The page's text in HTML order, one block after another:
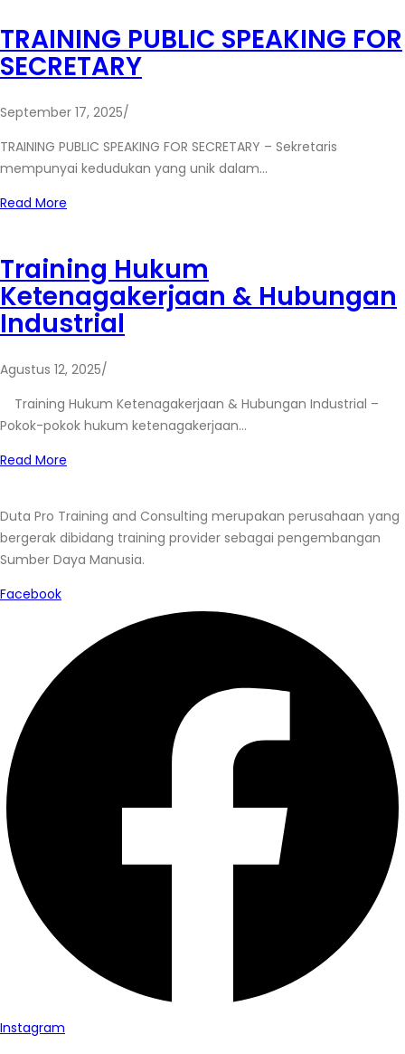
TRAINING PUBLIC SPEAKING FOR
SECRETARY
September 17, 2025/
TRAINING PUBLIC SPEAKING FOR SECRETARY – Sekretaris
mempunyai kedudukan yang unik dalam…
Read More
Training Hukum
Ketenagakerjaan & Hubungan
Industrial
Agustus 12, 2025/
Training Hukum Ketenagakerjaan & Hubungan Industrial –
Pokok-pokok hukum ketenagakerjaan…
Read More
Duta Pro Training and Consulting merupakan perusahaan yang
bergerak dibidang training provider sebagai pengembangan
Sumber Daya Manusia.
Facebook
Instagram